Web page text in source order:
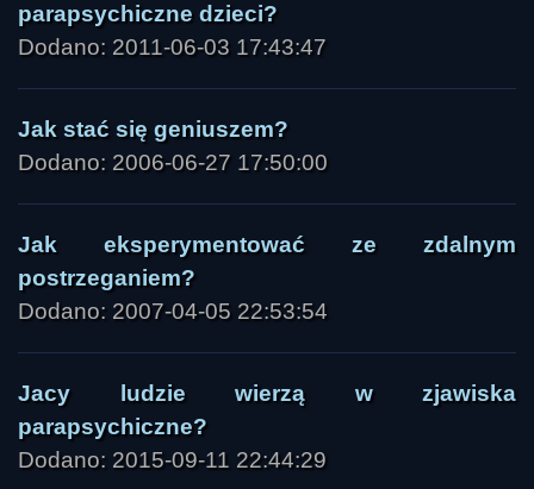
parapsychiczne dzieci?
Dodano: 2011-06-03 17:43:47
Jak stać się geniuszem?
Dodano: 2006-06-27 17:50:00
Jak eksperymentować ze zdalnym
postrzeganiem?
Dodano: 2007-04-05 22:53:54
Jacy ludzie wierzą w zjawiska
parapsychiczne?
Dodano: 2015-09-11 22:44:29